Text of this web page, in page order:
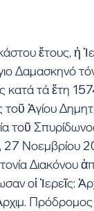
ἔτους, ἡ
Δαμασκηνό
τά ἔτη
τοῦ Ἁγίου
τοῦ
Νοεμβρίου
οἱ Ἱερεῖς: